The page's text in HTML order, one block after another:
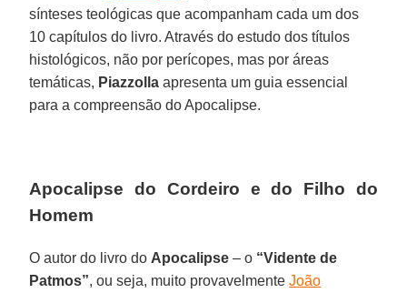
sínteses teológicas que acompanham cada um dos
10 capítulos do livro. Através do estudo dos títulos
histológicos, não por perícopes, mas por áreas
temáticas, Piazzolla apresenta um guia essencial
para a compreensão do Apocalipse.
Apocalipse do Cordeiro e do Filho do
Homem
O autor do livro do Apocalipse – o “Vidente de
Patmos”, ou seja, muito provavelmenteJoão